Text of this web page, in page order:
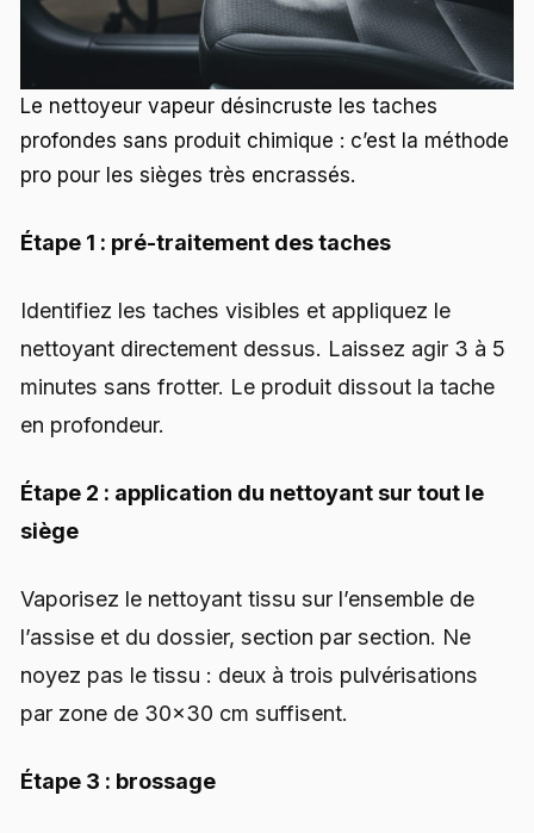
Le nettoyeur vapeur désincruste les taches
profondes sans produit chimique : c’est la méthode
pro pour les sièges très encrassés.
Étape 1 : pré-traitement des taches
Identifiez les taches visibles et appliquez le
nettoyant directement dessus. Laissez agir 3 à 5
minutes sans frotter. Le produit dissout la tache
en profondeur.
Étape 2 : application du nettoyant sur tout le
siège
Vaporisez le nettoyant tissu sur l’ensemble de
l’assise et du dossier, section par section. Ne
noyez pas le tissu : deux à trois pulvérisations
par zone de 30×30 cm suffisent.
Étape 3 : brossage